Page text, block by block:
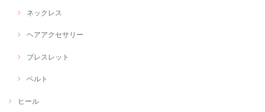
ネックレス
ヘアアクセサリー
ブレスレット
ベルト
ヒール